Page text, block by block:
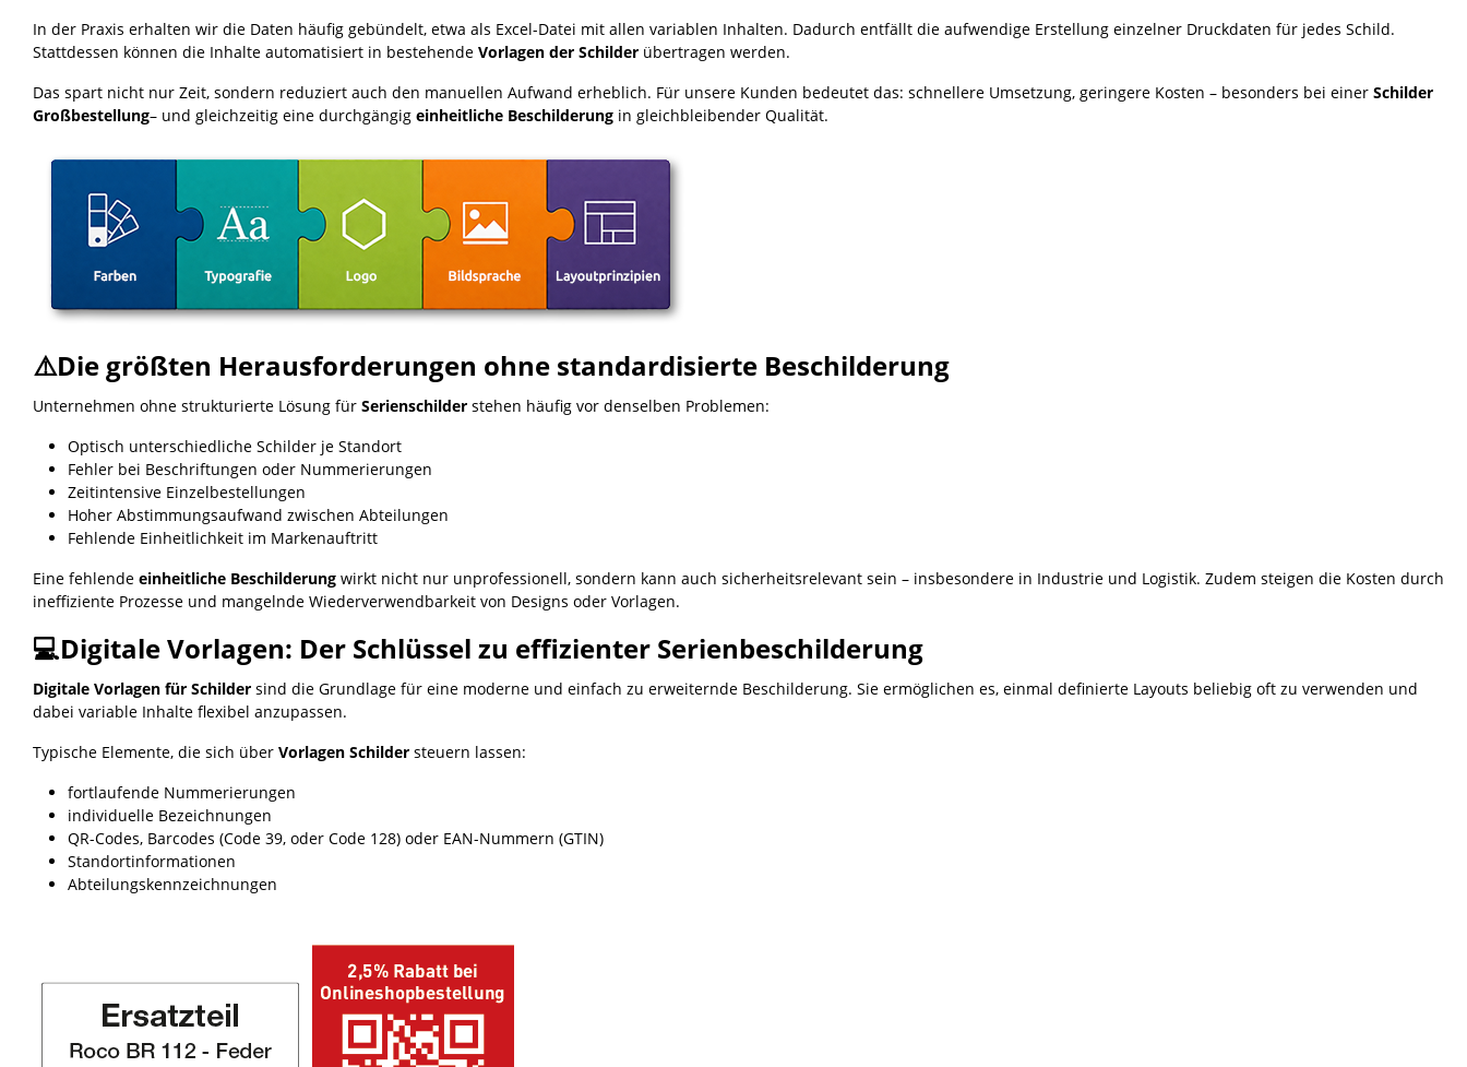
In der Praxis erhalten wir die Daten häufig gebündelt, etwa als Excel-Datei mit allen variablen Inhalten. Dadurch entfällt die aufwendige Erstellung einzelner Druckdaten für jedes Schild.
Stattdessen können die Inhalte automatisiert in bestehende Vorlagen der Schilder übertragen werden.
Das spart nicht nur Zeit, sondern reduziert auch den manuellen Aufwand erheblich. Für unsere Kunden bedeutet das: schnellere Umsetzung, geringere Kosten – besonders bei einer Schilder
Großbestellung– und gleichzeitig eine durchgängig einheitliche Beschilderung in gleichbleibender Qualität.
⚠️Die größten Herausforderungen ohne standardisierte Beschilderung
Unternehmen ohne strukturierte Lösung für Serienschilder stehen häufig vor denselben Problemen:
Optisch unterschiedliche Schilder je Standort
Fehler bei Beschriftungen oder Nummerierungen
Zeitintensive Einzelbestellungen
Hoher Abstimmungsaufwand zwischen Abteilungen
Fehlende Einheitlichkeit im Markenauftritt
Eine fehlende einheitliche Beschilderung wirkt nicht nur unprofessionell, sondern kann auch sicherheitsrelevant sein – insbesondere in Industrie und Logistik. Zudem steigen die Kosten durch
ineffiziente Prozesse und mangelnde Wiederverwendbarkeit von Designs oder Vorlagen.
💻Digitale Vorlagen: Der Schlüssel zu effizienter Serienbeschilderung
Digitale Vorlagen für Schilder sind die Grundlage für eine moderne und einfach zu erweiternde Beschilderung. Sie ermöglichen es, einmal definierte Layouts beliebig oft zu verwenden und
dabei variable Inhalte flexibel anzupassen.
Typische Elemente, die sich über Vorlagen Schilder steuern lassen:
fortlaufende Nummerierungen
individuelle Bezeichnungen
QR-Codes, Barcodes (Code 39, oder Code 128) oder EAN-Nummern (GTIN)
Standortinformationen
Abteilungskennzeichnungen